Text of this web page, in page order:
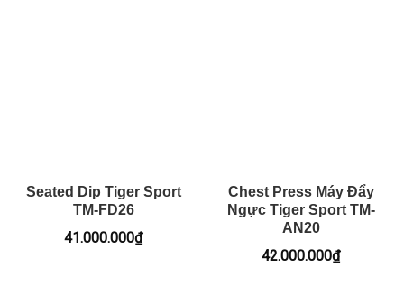
Seated Dip Tiger Sport
TM-FD26
41.000.000₫
Chest Press Máy Đẩy
Ngực Tiger Sport TM-
AN20
42.000.000₫